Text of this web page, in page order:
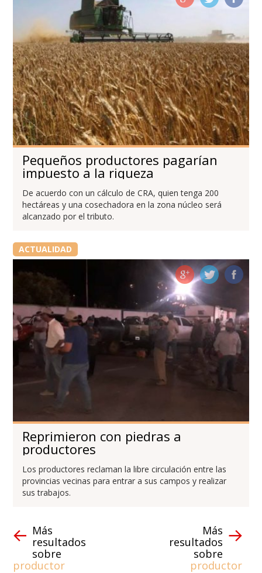
Pequeños productores pagarían
impuesto a la riqueza
De acuerdo con un cálculo de CRA, quien tenga 200
hectáreas y una cosechadora en la zona núcleo será
alcanzado por el tributo.
ACTUALIDAD
Reprimieron con piedras a
productores
Los productores reclaman la libre circulación entre las
provincias vecinas para entrar a sus campos y realizar
sus trabajos.
Más
resultados
sobre
productor
Más
resultados
sobre
productor